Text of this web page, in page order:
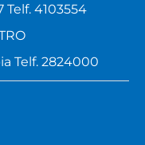
Telf. 4103554
Telf. 2824000